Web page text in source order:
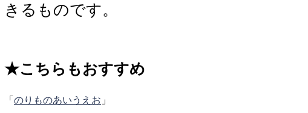
きるものです。
★こちらもおすすめ
「のりものあいうえお 」